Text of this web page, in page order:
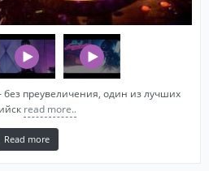
без преувеличения, один из лучших
read more..
Read more